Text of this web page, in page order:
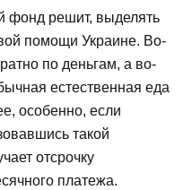
фонд решит, выделять
помощи Украине. Во-
по деньгам, а во-
естественная еда
особенно, если
такой
отсрочку
платежа.